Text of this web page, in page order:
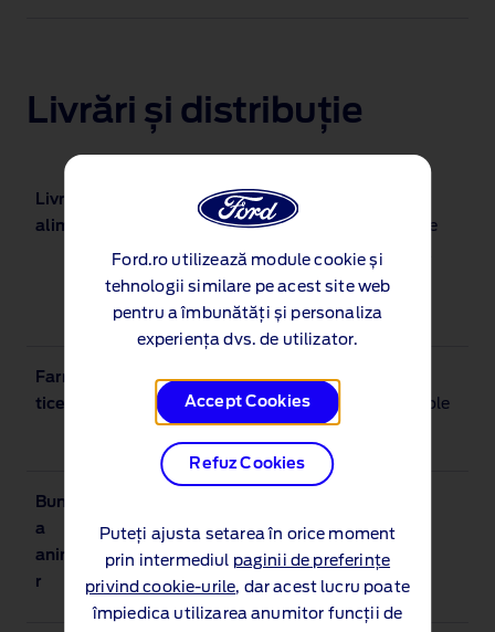
Ford.ro utilizează module cookie și
tehnologii similare pe acest site web
pentru a îmbunătăți și personaliza
experiența dvs. de utilizator.
Accept Cookies
Refuz Cookies
Puteți ajusta setarea în orice moment
prin intermediul paginii de preferințe
privind cookie-urile, dar acest lucru poate
împiedica utilizarea anumitor funcții de
Livrări și distribuție
Livrări de
alimente
Spații de încărcare cu temperatură
controlată pentru livrarea de alimente
refrigerate, congelate sau păstrate la
temperatură ambientală (sau o
combinație a celor trei).
Farmaceu
tice
Transporturi specializate, cu
temperatură controlată, pentru articole
Bunăstare
a
animalelo
r
controlată pentru transportul sigur și
confortabil al animalelor.